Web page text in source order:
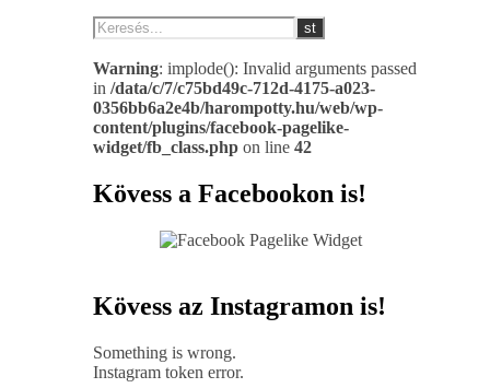
Warning: implode(): Invalid arguments passed
in /data/c/7/c75bd49c-712d-4175-a023-
0356bb6a2e4b/harompotty.hu/web/wp-
content/plugins/facebook-pagelike-
widget/fb_class.php on line 42
Kövess a Facebookon is!
Kövess az Instagramon is!
Something is wrong.
Instagram token error.